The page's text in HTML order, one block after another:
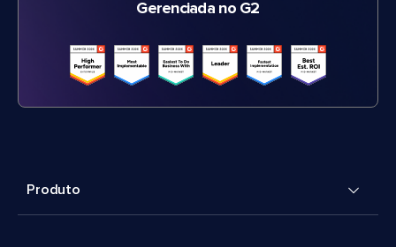
Gerenciada no G2
Produto